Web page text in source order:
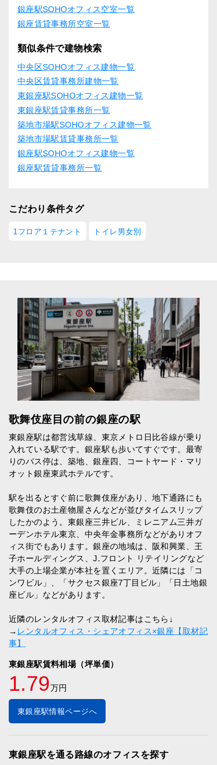
銀座駅SOHOオフィス空室一覧
銀座賃貸事務所空室一覧
類似条件で建物検索
中央区SOHOオフィス建物一覧
中央区賃貸事務所建物一覧
東銀座駅SOHOオフィス建物一覧
東銀座駅賃貸事務所一覧
築地市場駅SOHOオフィス建物一覧
築地市場駅賃貸事務所一覧
銀座駅SOHOオフィス建物一覧
銀座駅賃貸事務所一覧
こだわり条件タグ
1フロア１テナント トイレ男女別
歌舞伎座目の前の銀座の駅
東銀座駅は都営浅草線、東京メトロ日比谷線が乗り
入れている駅です。銀座駅も歩いてすぐです。最寄
りのバス停は、築地、銀座四、コートヤード・マリ
オット銀座東武ホテルです。
駅を出るとすぐ前に歌舞伎座があり、地下通路にも
歌舞伎のお土産物屋さんなどが並びタイムスリップ
したかのよう。東銀座三井ビル、ミレニアム三井ガ
ーデンホテル東京、中央年金事務所などがありオフ
ィス街でもあります。銀座の地域は、阪和興業、王
子ホールディングス、J.フロント リテイリングなど
大手の上場企業が本社を置くエリア。近隣には「コ
ンワビル」、「サクセス銀座7丁目ビル」「日土地銀
座ビル」などがあります。
近隣のレンタルオフィス取材記事はこちら↓
→ レンタルオフィス・シェアオフィス×銀座【取材記
事】
東銀座駅賃料相場（坪単価）
1.79万円
東銀座駅情報ページへ
東銀座駅を通る路線のオフィスを探す